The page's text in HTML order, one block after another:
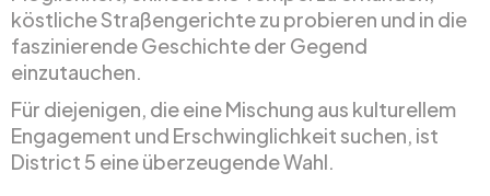
köstliche Straßengerichte zu probieren und in die
faszinierende Geschichte der Gegend
einzutauchen.
Für diejenigen, die eine Mischung aus kulturellem
Engagement und Erschwinglichkeit suchen, ist
District 5 eine überzeugende Wahl.